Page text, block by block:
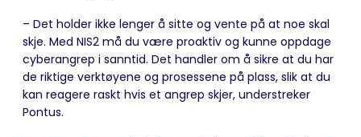
– Det holder ikke lenger å sitte og vente på at noe skal
skje. Med NIS2 må du være proaktiv og kunne oppdage
cyberangrep i sanntid. Det handler om å sikre at du har
de riktige verktøyene og prosessene på plass, slik at du
kan reagere raskt hvis et angrep skjer, understreker
Pontus.